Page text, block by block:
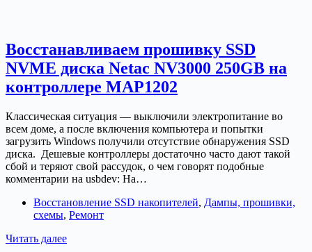
Восстанавливаем прошивку SSD
NVME диска Netac NV3000 250GB на
контроллере MAP1202
Классическая ситуация — выключили электропитание во
всем доме, а после включения компьютера и попытки
загрузить Windows получили отсутствие обнаружения SSD
диска. Дешевые контроллеры достаточно часто дают такой
сбой и теряют свой рассудок, о чем говорят подобные
комментарии на usbdev: На…
Восстановление SSD накопителей, Дампы, прошивки,
схемы, Ремонт
Читать далееВосстанавливаем